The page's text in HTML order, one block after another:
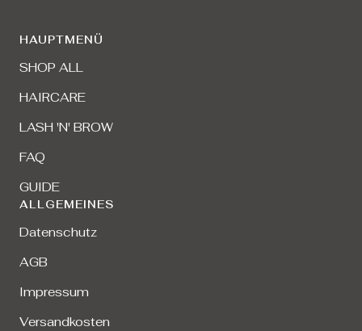
HAUPTMENÜ
SHOP ALL
HAIRCARE
LASH 'N' BROW
FAQ
GUIDE
ALLGEMEINES
Datenschutz
AGB
Impressum
Versandkosten